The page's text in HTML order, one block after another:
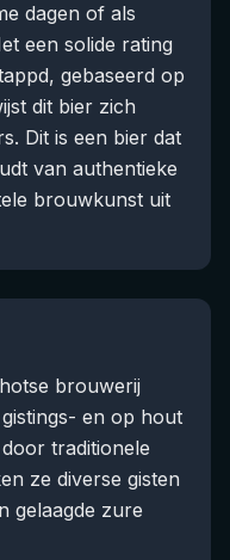
dagen of als
een solide rating
gebaseerd op
dit bier zich
Dit is een bier dat
van authentieke
brouwkunst uit
brouwerij
en op hout
traditionele
ze diverse gisten
gelaagde zure